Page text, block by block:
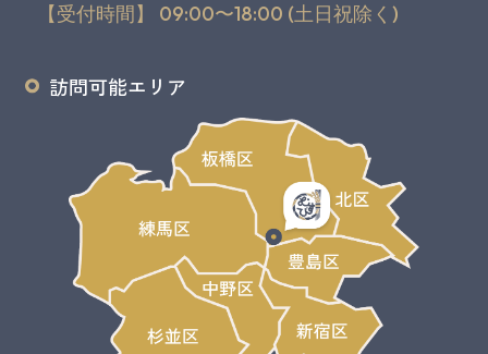
【受付時間】 09:00〜18:00 (土日祝除く)
訪問可能エリア